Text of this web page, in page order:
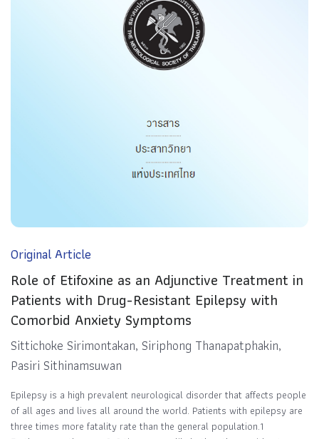
Original Article
Role of Etifoxine as an Adjunctive Treatment in
Patients with Drug-Resistant Epilepsy with
Comorbid Anxiety Symptoms
Sittichoke Sirimontakan, Siriphong Thanapatphakin,
Pasiri Sithinamsuwan
Epilepsy is a high prevalent neurological disorder that affects people
of all ages and lives all around the world. Patients with epilepsy are
three times more fatality rate than the general population.1